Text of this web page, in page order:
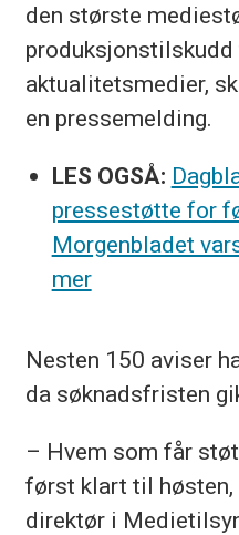
den største
aktualitetsmedier,
en pressemelding.
LES OGSÅ:
pressestøtte for
Morgenbladet
mer
Nesten 150 aviser
da søknadsfristen
– Hvem som får
først klart til høsten,
direktør i